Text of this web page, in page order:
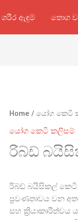
ශරීර ඇඳුම් තොග
Home /යෝග කෙටි
යෝග කෙටි කලිසම්
රිබ්ඩ්
රිබ්ඩ් බයිසිකල් කෙටි
ප්‍රවණතාවය වන
සහ ක්‍රියාකාරීත්වය